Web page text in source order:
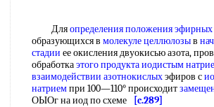
Дляопределения положенияэфирных
образующихся в молекуле целлюлозыв
стадии ее окисления двуокисью азота,
обработкаэтого продуктаиодистым
взаимодействии азотнокислыхэфиров с
натриемпри 100—110° происходит
ОЫОг на иод по схеме
[c.289]